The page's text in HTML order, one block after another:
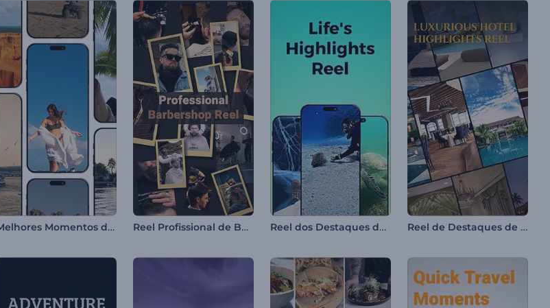
Melhores Momentos de Viagem de Todos os Tempos Reel Profissional de Barbearia Reel dos Destaques da Vida Reel de Destaques de Hotel Luxuoso